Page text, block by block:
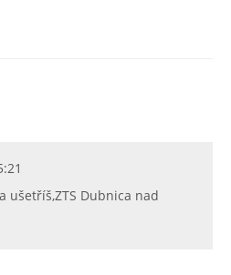
ušetříš,ZTS Dubnica nad